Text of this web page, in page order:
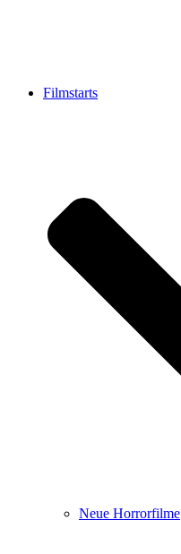
Filmstarts
Neue Horrorfilme